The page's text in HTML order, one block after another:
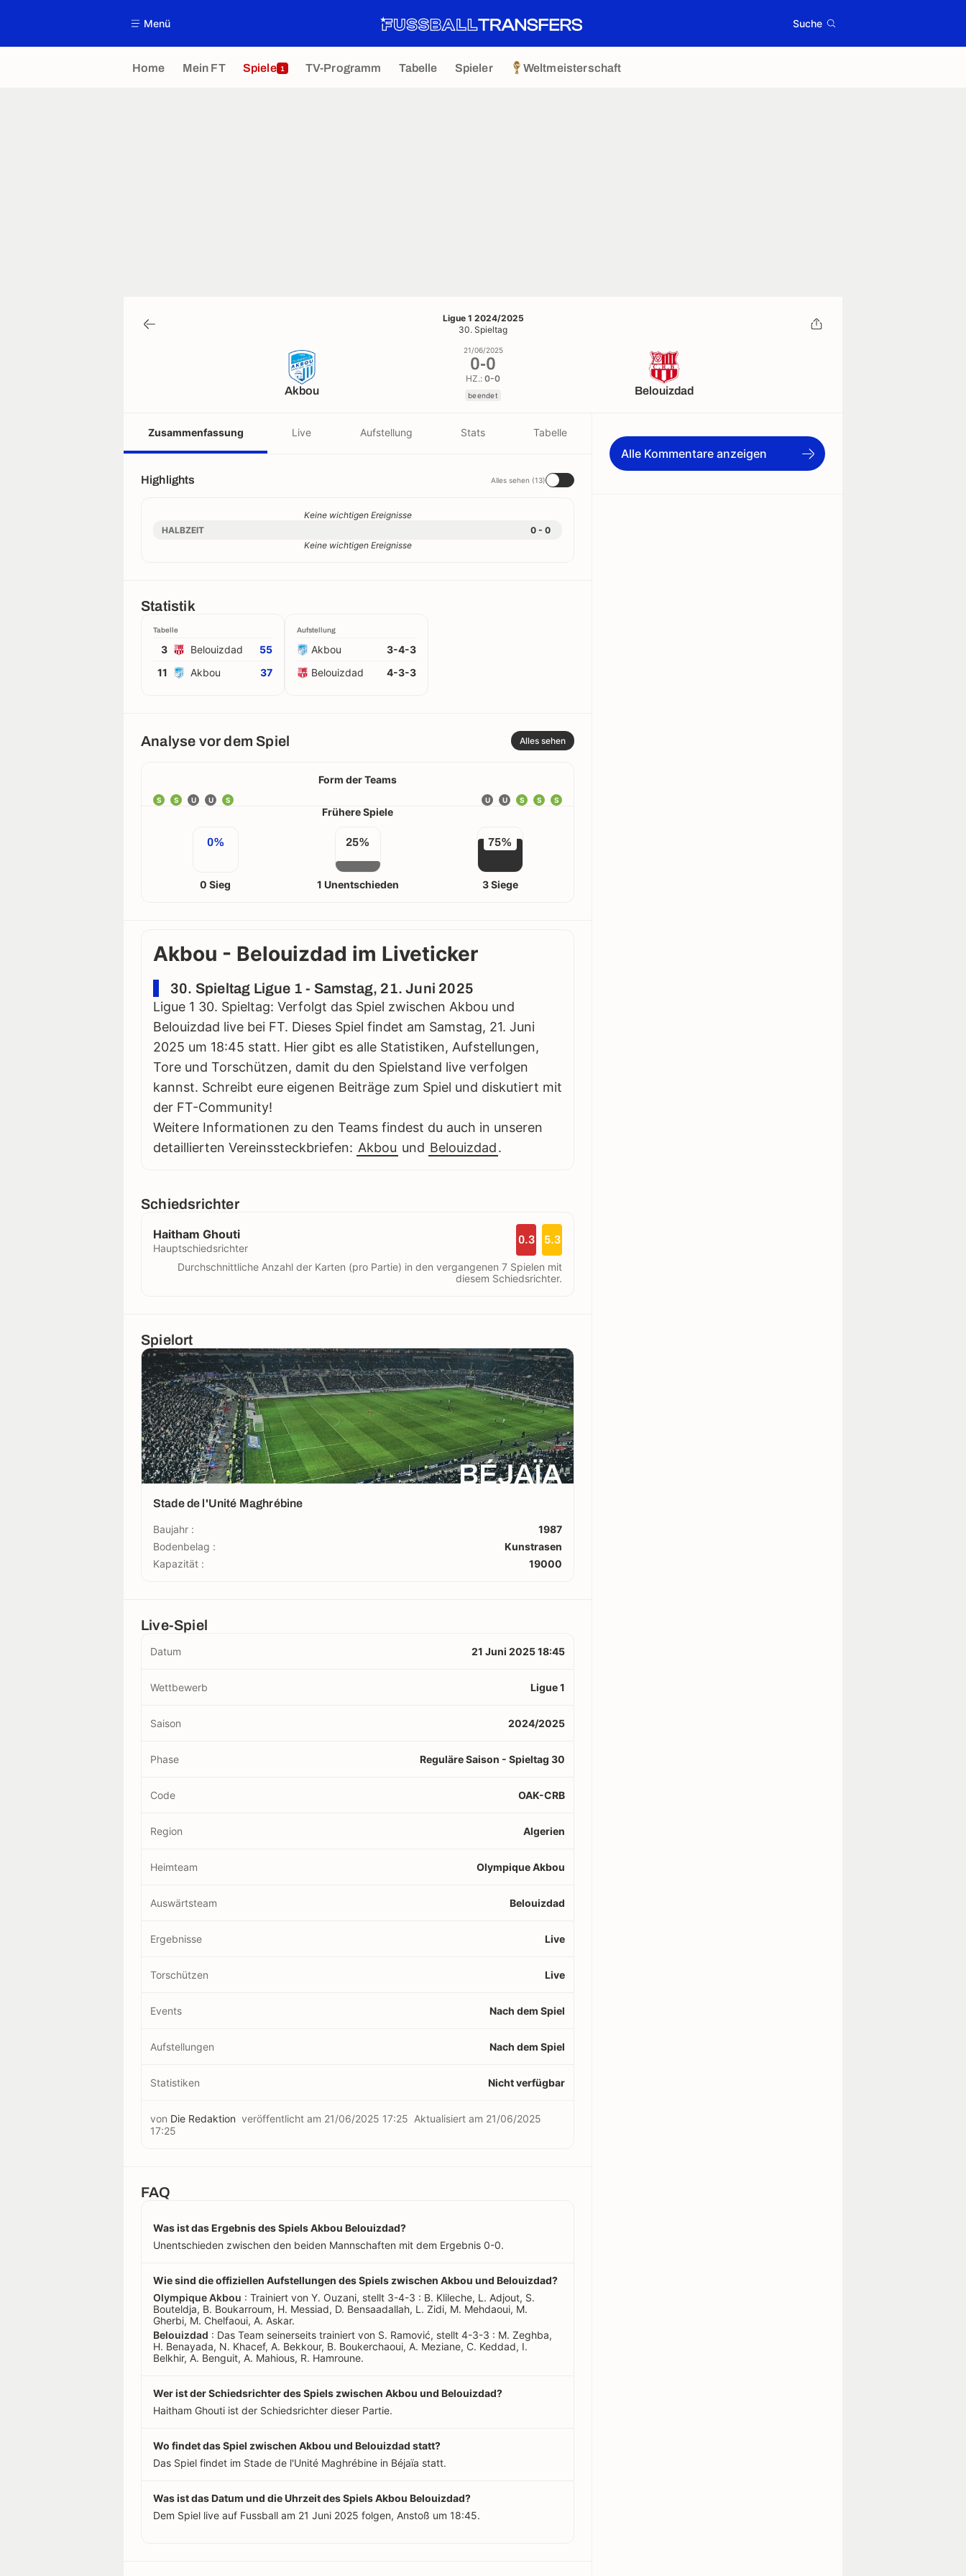
Menü Suche
Home Mein FT Spiele 1 TV-Programm Tabelle Spieler Weltmeisterschaft
Ligue 1 2024/2025
30. Spieltag
Akbou
21/06/2025
0-0
HZ.: 0-0
beendet Belouizdad
Zusammenfassung Live Aufstellung Stats Tabelle
Highlights Alles sehen (13)
Keine wichtigen Ereignisse
HALBZEIT
0 - 0
Keine wichtigen Ereignisse
Statistik
Tabelle
3 Belouizdad
55
11
Akbou 37
Aufstellung
Akbou
3-4-3
Belouizdad
4-3-3
Analyse vor dem Spiel Alles sehen
Form der Teams
S S U U S S
S
S
U
U
Frühere Spiele
0%
0 Sieg
25%
1 Unentschieden
75%
3 Siege
Akbou - Belouizdad im Liveticker
30. Spieltag Ligue 1 - Samstag, 21. Juni 2025
Ligue 1 30. Spieltag: Verfolgt das Spiel zwischen Akbou und
Belouizdad live bei FT. Dieses Spiel findet am Samstag, 21. Juni
2025 um 18:45 statt. Hier gibt es alle Statistiken, Aufstellungen,
Tore und Torschützen, damit du den Spielstand live verfolgen
kannst. Schreibt eure eigenen Beiträge zum Spiel und diskutiert mit
der FT-Community!
Weitere Informationen zu den Teams findest du auch in unseren
detaillierten Vereinssteckbriefen: Akbou und Belouizdad.
Schiedsrichter
Haitham Ghouti
Hauptschiedsrichter
0.3 5.3
Durchschnittliche Anzahl der Karten (pro Partie) in den vergangenen 7 Spielen mit
diesem Schiedsrichter.
Spielort
BÉJAÏA
Stade de l'Unité Maghrébine
Baujahr :
1987
Bodenbelag :
Kunstrasen
Kapazität :
19000
Live-Spiel
Datum 21 Juni 2025 18:45
Wettbewerb Ligue 1
Saison 2024/2025
Phase Reguläre Saison - Spieltag 30
Code OAK-CRB
Region Algerien
Heimteam Olympique Akbou
Auswärtsteam Belouizdad
Ergebnisse Live
Torschützen Live
Events Nach dem Spiel
Aufstellungen Nach dem Spiel
Statistiken Nicht verfügbar
von Die Redaktion veröffentlicht am 21/06/2025 17:25 Aktualisiert am 21/06/2025
17:25
FAQ
Was ist das Ergebnis des Spiels Akbou Belouizdad?
Unentschieden zwischen den beiden Mannschaften mit dem Ergebnis 0-0.
Wie sind die offiziellen Aufstellungen des Spiels zwischen Akbou und Belouizdad?
Olympique Akbou : Trainiert von Y. Ouzani, stellt 3-4-3 : B. Klileche, L. Adjout, S.
Bouteldja, B. Boukarroum, H. Messiad, D. Bensaadallah, L. Zidi, M. Mehdaoui, M.
Gherbi, M. Chelfaoui, A. Askar.
Belouizdad : Das Team seinerseits trainiert von S. Ramović, stellt 4-3-3 : M. Zeghba,
H. Benayada, N. Khacef, A. Bekkour, B. Boukerchaoui, A. Meziane, C. Keddad, I.
Belkhir, A. Benguit, A. Mahious, R. Hamroune.
Wer ist der Schiedsrichter des Spiels zwischen Akbou und Belouizdad?
Haitham Ghouti ist der Schiedsrichter dieser Partie.
Wo findet das Spiel zwischen Akbou und Belouizdad statt?
Das Spiel findet im Stade de l'Unité Maghrébine in Béjaïa statt.
Was ist das Datum und die Uhrzeit des Spiels Akbou Belouizdad?
Dem Spiel live auf Fussball am 21 Juni 2025 folgen, Anstoß um 18:45.
Alle Kommentare anzeigen